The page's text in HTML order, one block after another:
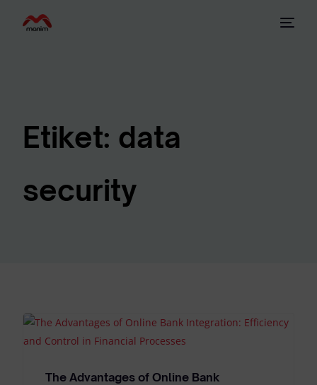
Etiket: data
security
The Advantages of Online Bank